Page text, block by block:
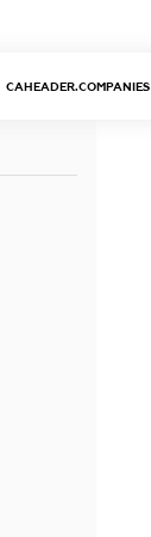
CAHEADER.COMPANIES